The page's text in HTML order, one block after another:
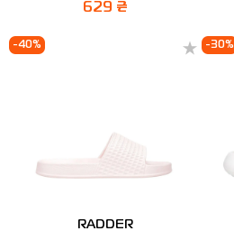
629 ₴
-40%
RADDER
-30%